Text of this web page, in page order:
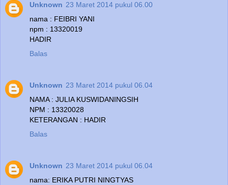
Unknown 23 Maret 2014 pukul 06.00
nama : FEIBRI YANI
npm : 13320019
HADIR
Balas
Unknown 23 Maret 2014 pukul 06.04
NAMA : JULIA KUSWIDANINGSIH
NPM : 13320028
KETERANGAN : HADIR
Balas
Unknown 23 Maret 2014 pukul 06.04
nama: ERIKA PUTRI NINGTYAS